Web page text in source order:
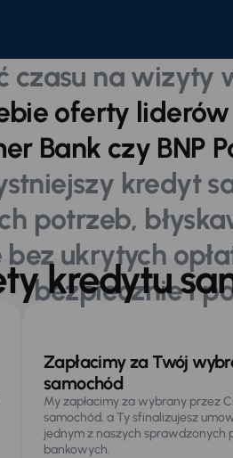
czasu na wizyty
oferty
Bank czy BNP
kredyt
potrzeb,
ukrytych
bezpiecznie i
korzyści
kredytu
Zapłacimy za Twój
samochód
My zapłacimy za wybrany przez
samochód, a Ty sfinalizujesz
jednym z naszych sprawdzonych
bankowych.